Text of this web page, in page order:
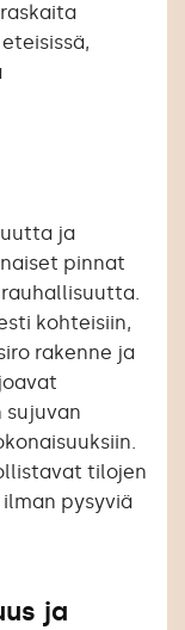
ja
pinnat
kohteisiin,
rakenne ja
sujuvan
tilojen
pysyviä
ja